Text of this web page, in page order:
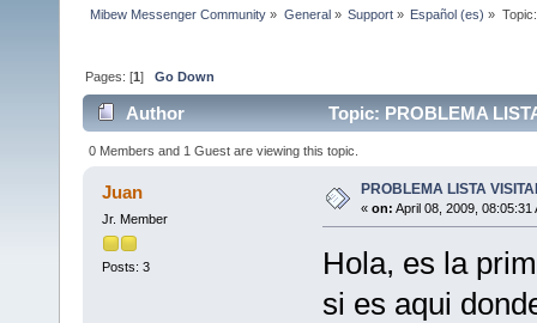
Mibew Messenger Community » General» Support» Español (es) »
Pages: [1]Go Down
Author Topic: PROBLEMA
0 Members and 1 Guest are viewing this topic.
Juan
Jr. Member
Posts: 3
PROBLEMA LISTA
« on: April 08, 2009, 08:05:31
Hola, es la
si es aqui